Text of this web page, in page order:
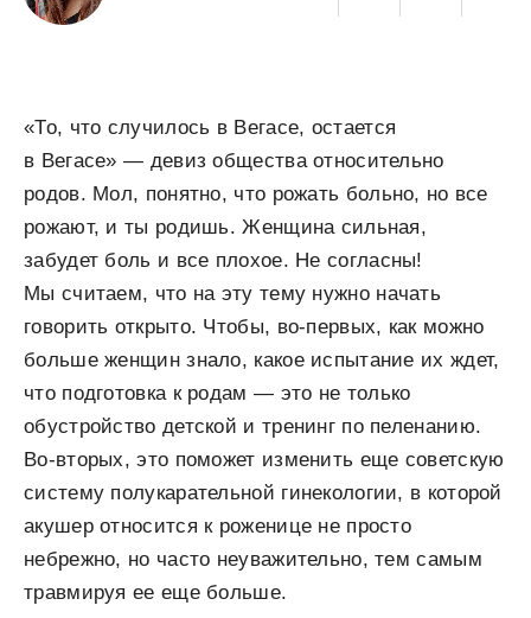
«То, что случилось в Вегасе, остается
в Вегасе» — девиз общества относительно
родов. Мол, понятно, что рожать больно, но все
рожают, и ты родишь. Женщина сильная,
забудет боль и все плохое. Не согласны!
Мы считаем, что на эту тему нужно начать
говорить открыто. Чтобы, во-первых, как можно
больше женщин знало, какое испытание их ждет,
что подготовка к родам — это не только
обустройство детской и тренинг по пеленанию.
Во-вторых, это поможет изменить еще советскую
систему полукарательной гинекологии, в которой
акушер относится к роженице не просто
небрежно, но часто неуважительно, тем самым
травмируя ее еще больше.